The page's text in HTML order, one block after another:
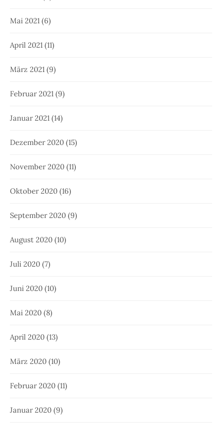
Mai 2021 (6)
April 2021 (11)
März 2021 (9)
Februar 2021 (9)
Januar 2021 (14)
Dezember 2020 (15)
November 2020 (11)
Oktober 2020 (16)
September 2020 (9)
August 2020 (10)
Juli 2020 (7)
Juni 2020 (10)
Mai 2020 (8)
April 2020 (13)
März 2020 (10)
Februar 2020 (11)
Januar 2020 (9)